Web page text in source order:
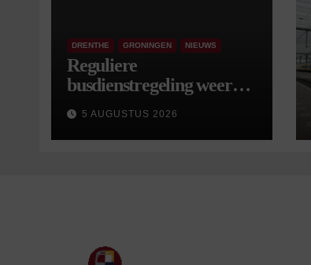
DRENTHE GRONINGEN NIEUWS
Reguliere
busdienstregeling weer
van start, met kleine
wijzigingen
5 AUGUSTUS 2026